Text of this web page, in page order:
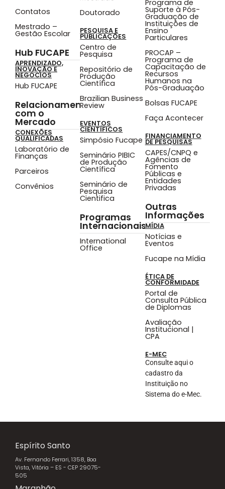
Contatos
Mestrado –
Gestão Escolar
Hub FUCAPE
APRENDIZADO,
INOVAÇÃO E
NEGÓCIOS
Hub FUCAPE
Relacionamento
com o
Mercado
CONEXÕES
QUALIFICADAS
Laboratório de
Finanças
Parceiros
Convênios
Doutorado
PESQUISA E
PUBLICAÇÕES
Centro de
Pesquisa
Repositório de
Produção
Científica
Brazilian Business
Review
EVENTOS
CIENTÍFICOS
Simpósio Fucape
Seminário PIBIC
de Produção
Científica
Seminário de
Pesquisa
Cientifica
Programas
Internacionais
International
Office
Programa de
Suporte à Pós-
Graduação de
Instituições de
Ensino
Particulares
PROCAP –
Programa de
Capacitação de
Recursos
Humanos na
Pós-Graduação
Bolsas FUCAPE
Faça Acontecer
FINANCIAMENTO
DE PESQUISAS
CAPES/CNPQ e
Agências de
Fomento
Públicas e
Entidades
Privadas
Outras
Informações
MÍDIA
Notícias e
Eventos
Fucape na Mídia
ÉTICA DE
CONFORMIDADE
Portal de
Consulta Pública
de Diplomas
Avaliação
Institucional |
CPA
E-MEC
Consulte aqui o
cadastro da
Instituição no
Sistema do e-Mec.
Espírito Santo
Av. Fernando Ferrari, 1358, Boa
Vista, Vitória – ES - CEP 29075-
505